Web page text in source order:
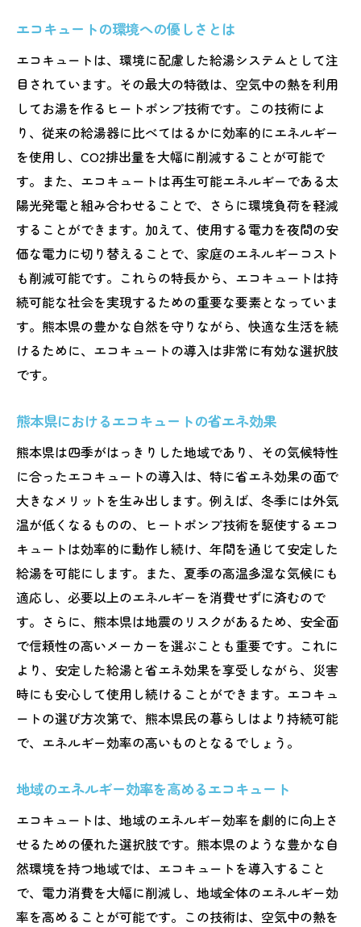
エコキュートの環境への優しさとは
エコキュートは、環境に配慮した給湯システムとして注
目されています。その最大の特徴は、空気中の熱を利用
してお湯を作るヒートポンプ技術です。この技術によ
り、従来の給湯器に比べてはるかに効率的にエネルギー
を使用し、CO2排出量を大幅に削減することが可能で
す。また、エコキュートは再生可能エネルギーである太
陽光発電と組み合わせることで、さらに環境負荷を軽減
することができます。加えて、使用する電力を夜間の安
価な電力に切り替えることで、家庭のエネルギーコスト
も削減可能です。これらの特長から、エコキュートは持
続可能な社会を実現するための重要な要素となっていま
す。熊本県の豊かな自然を守りながら、快適な生活を続
けるために、エコキュートの導入は非常に有効な選択肢
です。
熊本県におけるエコキュートの省エネ効果
熊本県は四季がはっきりした地域であり、その気候特性
に合ったエコキュートの導入は、特に省エネ効果の面で
大きなメリットを生み出します。例えば、冬季には外気
温が低くなるものの、ヒートポンプ技術を駆使するエコ
キュートは効率的に動作し続け、年間を通じて安定した
給湯を可能にします。また、夏季の高温多湿な気候にも
適応し、必要以上のエネルギーを消費せずに済むので
す。さらに、熊本県は地震のリスクがあるため、安全面
で信頼性の高いメーカーを選ぶことも重要です。これに
より、安定した給湯と省エネ効果を享受しながら、災害
時にも安心して使用し続けることができます。エコキュ
ートの選び方次第で、熊本県民の暮らしはより持続可能
で、エネルギー効率の高いものとなるでしょう。
地域のエネルギー効率を高めるエコキュート
エコキュートは、地域のエネルギー効率を劇的に向上さ
せるための優れた選択肢です。熊本県のような豊かな自
然環境を持つ地域では、エコキュートを導入すること
で、電力消費を大幅に削減し、地域全体のエネルギー効
率を高めることが可能です。この技術は、空気中の熱を